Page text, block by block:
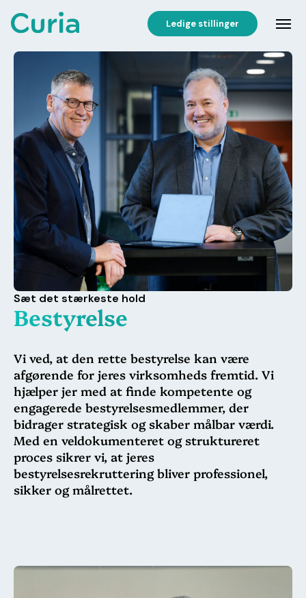
Ledige stillinger
Sæt det stærkeste hold
Bestyrelse
Vi ved, at den rette bestyrelse kan være
afgørende for jeres virksomheds fremtid. Vi
hjælper jer med at finde kompetente og
engagerede bestyrelsesmedlemmer, der
bidrager strategisk og skaber målbar værdi.
Med en veldokumenteret og struktureret
proces sikrer vi, at jeres
bestyrelsesrekruttering bliver professionel,
sikker og målrettet.